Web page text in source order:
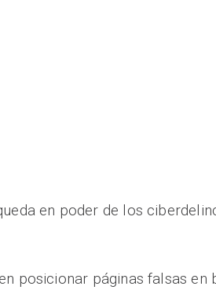
en poder de los
posicionar páginas falsas